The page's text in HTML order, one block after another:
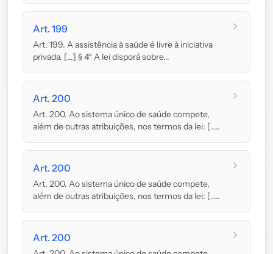
Art. 199
Art. 199. A assistência à saúde é livre à iniciativa
privada. [...] § 4º A lei disporá sobre...
Art. 200
Art. 200. Ao sistema único de saúde compete,
além de outras atribuições, nos termos da lei: [.....
Art. 200
Art. 200. Ao sistema único de saúde compete,
além de outras atribuições, nos termos da lei: [.....
Art. 200